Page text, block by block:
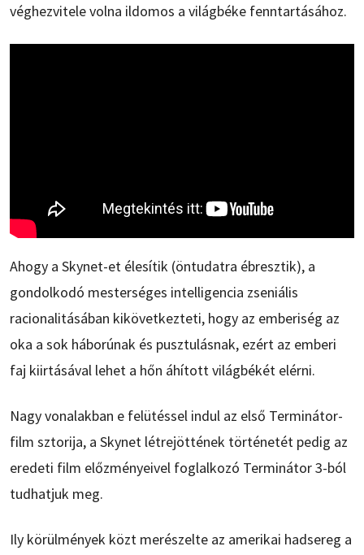
véghezvitele volna ildomos a világbéke fenntartásához.
Ahogy a Skynet-et élesítik (öntudatra ébresztik), a
gondolkodó mesterséges intelligencia zseniális
racionalitásában kikövetkezteti, hogy az emberiség az
oka a sok háborúnak és pusztulásnak, ezért az emberi
faj kiirtásával lehet a hőn áhított világbékét elérni.
Nagy vonalakban e felütéssel indul az első Terminátor-
film sztorija, a Skynet létrejöttének történetét pedig az
eredeti film előzményeivel foglalkozó Terminátor 3-ból
tudhatjuk meg.
Ily körülmények közt merészelte az amerikai hadsereg a